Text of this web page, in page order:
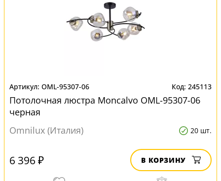
OML-95307-06 245113
Потолочная люстра Moncalvo OML-95307-06
черная
Omnilux (Италия)
20 шт.
6 396 ₽ В КОРЗИНУ